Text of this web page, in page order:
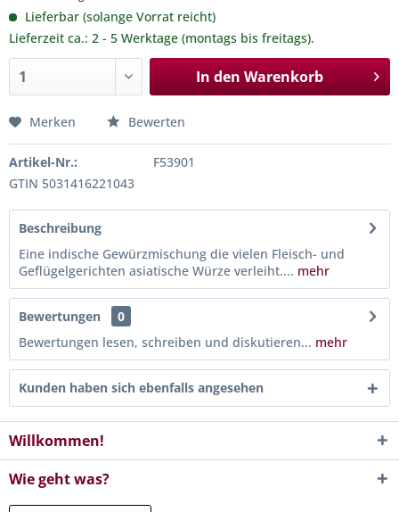
Lieferbar (solange Vorrat reicht)
Lieferzeit ca.: 2 - 5 Werktage (montags bis freitags).
In den Warenkorb
Merken Bewerten
Artikel-Nr.:
F53901
GTIN 5031416221043
Beschreibung
Eine indische Gewürzmischung die vielen Fleisch- und
Geflügelgerichten asiatische Würze verleiht.... mehr
Bewertungen
0
Bewertungen lesen, schreiben und diskutieren... mehr
Kunden haben sich ebenfalls angesehen
Willkommen!
Wie geht was?